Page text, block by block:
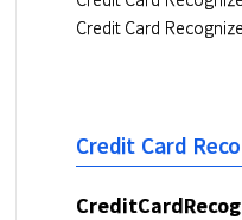
Credit Card
Credit Card